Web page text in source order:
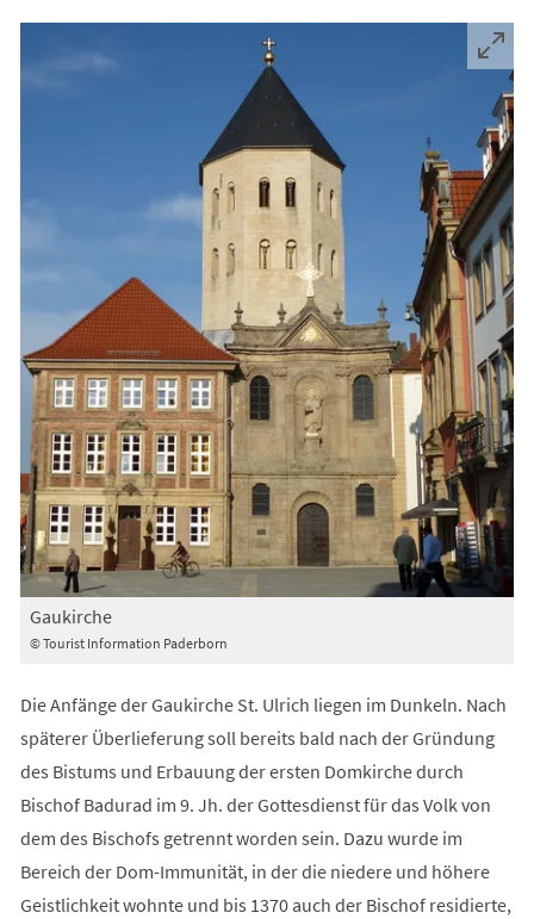
© Tourist Information Paderborn
Gaukirche
Die Anfänge der Gaukirche St. Ulrich liegen im Dunkeln. Nach
späterer Überlieferung soll bereits bald nach der Gründung
des Bistums und Erbauung der ersten Domkirche durch
Bischof Badurad im 9. Jh. der Gottesdienst für das Volk von
dem des Bischofs getrennt worden sein. Dazu wurde im
Bereich der Dom-Immunität, in der die niedere und höhere
Geistlichkeit wohnte und bis 1370 auch der Bischof residierte,